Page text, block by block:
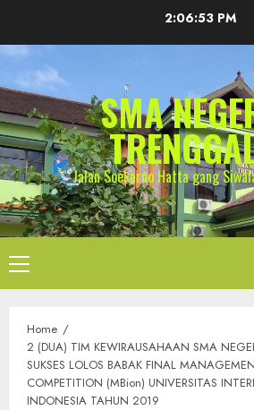
content
2:06:53 PM
SMA
Jalan Soekarno Hatta gang
Primary
Menu
Home
2 (DUA) TIM KEWIRAUSAHAAN SMA
SUKSES LOLOS BABAK FINAL
COMPETITION (MBion) UNIVERSITAS
INDONESIA TAHUN 2019